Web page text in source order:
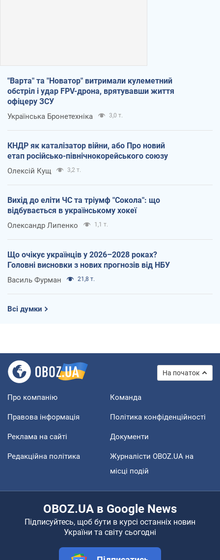
"Варта" та "Новатор" витримали кулеметний
обстріл і удар FPV-дрона, врятувавши життя
офіцеру ЗСУ
Українська Бронетехніка 3,0 т.
КНДР як каталізатор війни, або Про новий
етап російсько-північнокорейського союзу
Олексій Кущ 3,2 т.
Вихід до еліти ЧС та тріумф "Сокола": що
відбувається в українському хокеї
Олександр Липенко 1,1 т.
Що очікує українців у 2026–2028 роках?
Головні висновки з нових прогнозів від НБУ
Василь Фурман 21,8 т.
Всі думки
На початок
Про компанію Команда
Правова інформація Політика конфіденційності
Реклама на сайті Документи
Редакційна політика
Журналісти OBOZ.UA на
місці подій
OBOZ.UA в Google News
Підписуйтесь, щоб бути в курсі останніх новин
України та світу сьогодні